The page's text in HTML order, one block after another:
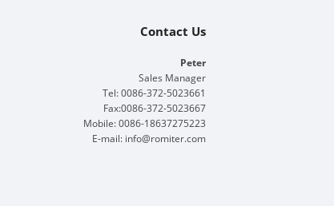
Contact Us
Peter
Sales Manager
Tel: 0086-372-5023661
Fax:0086-372-5023667
Mobile: 0086-18637275223
E-mail: info@romiter.com